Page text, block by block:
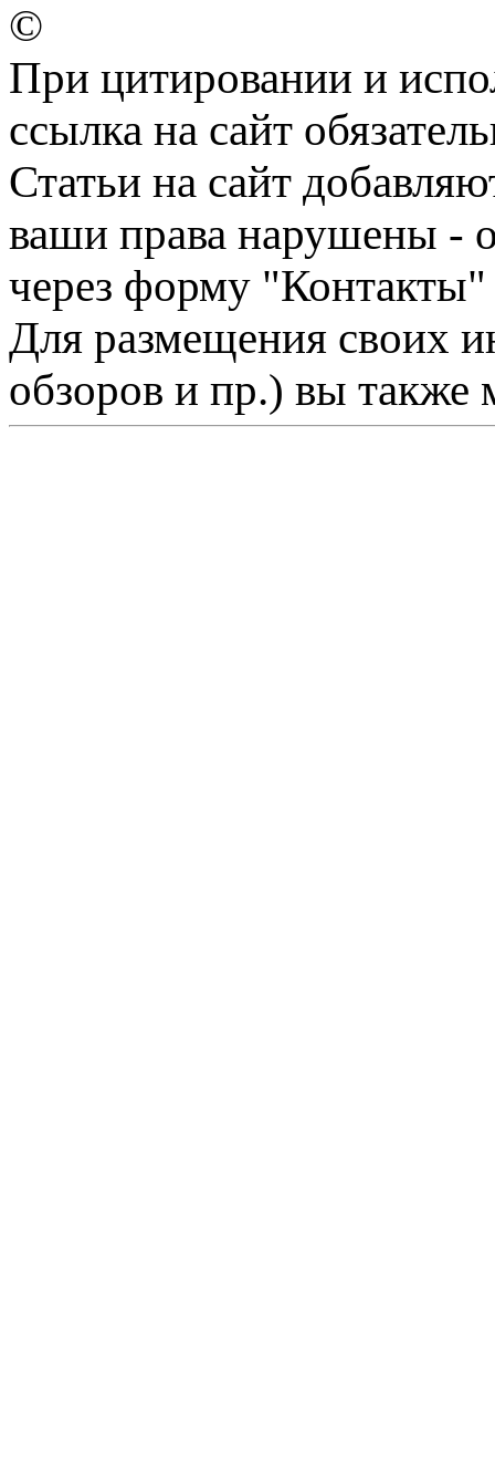
©
При цитировании и
ссылка на сайт
Статьи на сайт
ваши права нарушены -
через форму "Контакты"
Для размещения своих
обзоров и пр.) вы также